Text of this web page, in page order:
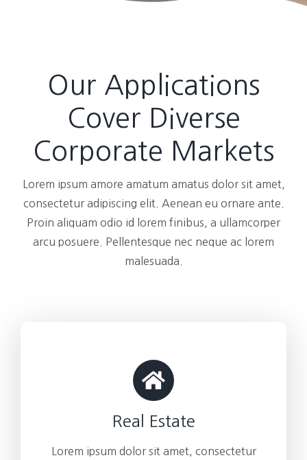
Our Applications
Cover Diverse
Corporate Markets
Lorem ipsum amore amatum amatus dolor sit amet,
consectetur adipiscing elit. Aenean eu ornare ante.
Proin aliquam odio id lorem finibus, a ullamcorper
arcu posuere. Pellentesque nec neque ac lorem
malesuada.
Real Estate
Lorem ipsum dolor sit amet, consectetur